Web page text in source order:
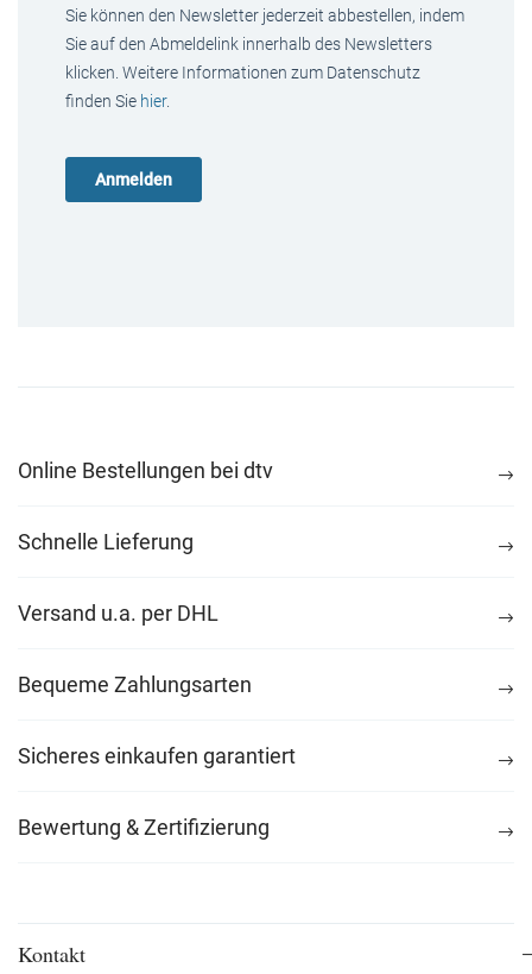
Sie können den Newsletter jederzeit abbestellen, indem
Sie auf den Abmeldelink innerhalb des Newsletters
klicken. Weitere Informationen zum Datenschutz
finden Sie hier.
Online Bestellungen bei dtv
Schnelle Lieferung
Versand u.a. per DHL
Bequeme Zahlungsarten
Sicheres einkaufen garantiert
Bewertung & Zertifizierung
Kontakt